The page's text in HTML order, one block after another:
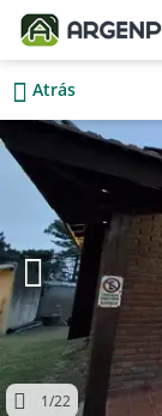
Atrás
1/22